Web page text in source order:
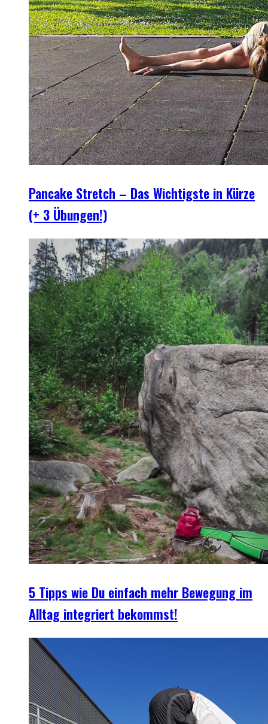
Pancake Stretch – Das Wichtigste in Kürze
(+ 3 Übungen!)
5 Tipps wie Du einfach mehr Bewegung im
Alltag integriert bekommst!